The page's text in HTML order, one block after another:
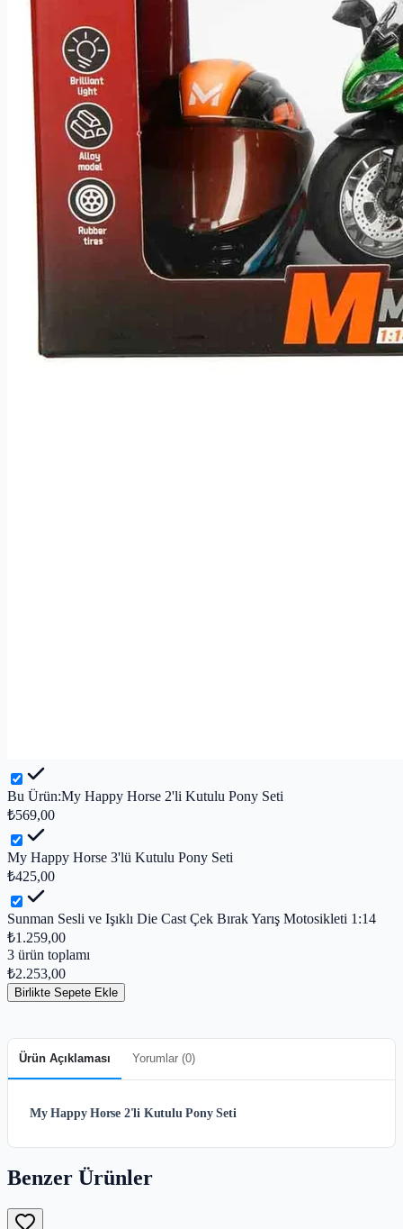
Bu Ürün:My Happy Horse 2'li Kutulu Pony Seti
₺569,00
My Happy Horse 3'lü Kutulu Pony Seti
₺425,00
Sunman Sesli ve Işıklı Die Cast Çek Bırak Yarış Motosikleti 1:14
₺1.259,00
3 ürün toplamı
₺2.253,00
Birlikte Sepete Ekle
Ürün Açıklaması Yorumlar (0)
My Happy Horse 2'li Kutulu Pony Seti
Benzer Ürünler